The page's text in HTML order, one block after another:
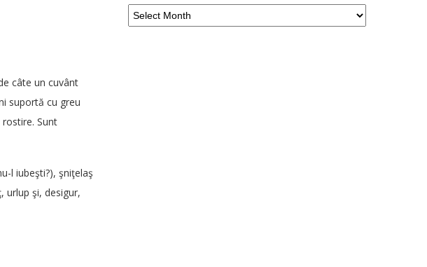
câte un cuvânt
suportă cu greu
Sunt
l iubeşti?), şniţelaş
urlup şi, desigur,